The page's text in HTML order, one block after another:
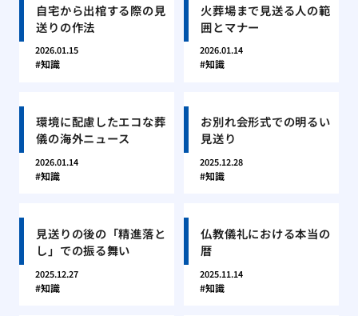
自宅から出棺する際の見
送りの作法
2026.01.15
知識
火葬場まで見送る人の範
囲とマナー
2026.01.14
知識
環境に配慮したエコな葬
儀の海外ニュース
2026.01.14
知識
お別れ会形式での明るい
見送り
2025.12.28
知識
見送りの後の「精進落と
し」での振る舞い
2025.12.27
知識
仏教儀礼における本当の
暦
2025.11.14
知識